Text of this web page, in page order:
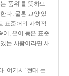
품위’를 뜻하므
다. 물론 교양 있
표준어의 사회적
어, 은어 등은 표준
는 사람이라면 사
여기서 ‘현대’는